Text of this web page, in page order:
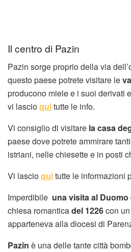
Il centro di Pazin
Pazin sorge proprio della via
questo paese potrete visitare le
producono miele e i suoi derivati
vi lascioquitutte le info.
Vi consiglio di visitare la casa
paese dove potrete ammirare
istriani, nelle chiesette e in posti
Vi lascioquitutte le informazioni
Imperdibile una visita al
chiesa romanticadel 1226con
apparteneva alla diocesi di
Pazin è una delle tante città